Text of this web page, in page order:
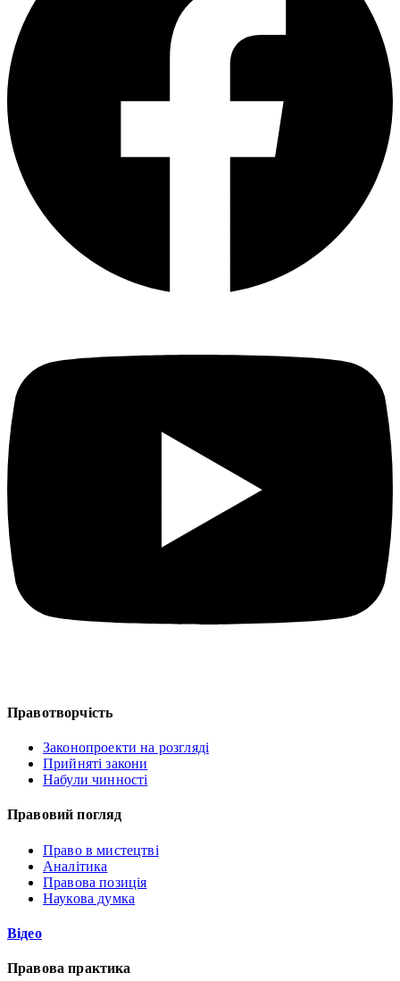
Правотворчість
Законопроекти на розгляді
Прийняті закони
Набули чинності
Правовий погляд
Право в мистецтві
Аналітика
Правова позиція
Наукова думка
Відео
Правова практика